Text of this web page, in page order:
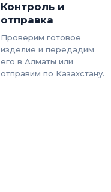
Контроль и
отправка
Проверим готовое
изделие и передадим
его в Алматы или
отправим по Казахстану.